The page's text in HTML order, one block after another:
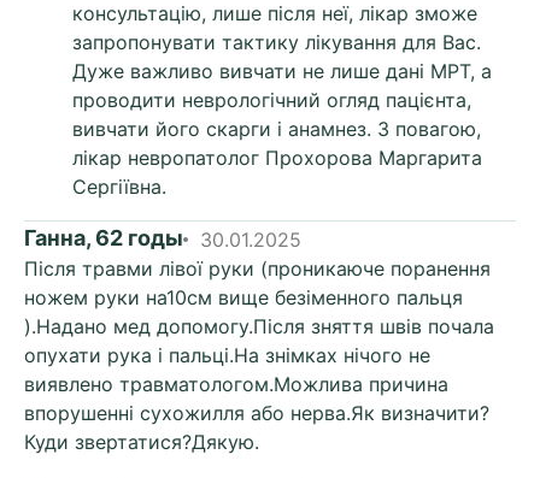
консультацію, лише після неї, лікар зможе
запропонувати тактику лікування для Вас.
Дуже важливо вивчати не лише дані МРТ, а
проводити неврологічний огляд пацієнта,
вивчати його скарги і анамнез. З повагою,
лікар невропатолог Прохорова Маргарита
Сергіївна.
Ганна, 62 годы
30.01.2025
Після травми лівої руки (проникаюче поранення
ножем руки на10см вище безіменного пальця
).Надано мед допомогу.Після зняття швів почала
опухати рука і пальці.На знімках нічого не
виявлено травматологом.Можлива причина
впорушенні сухожилля або нерва.Як визначити?
Куди звертатися?Дякую.